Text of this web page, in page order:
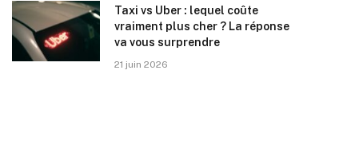
Taxi vs Uber : lequel coûte
vraiment plus cher ? La réponse
va vous surprendre
21 juin 2026